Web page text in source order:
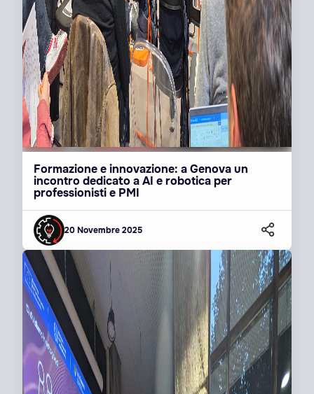
Formazione e innovazione: a Genova un
incontro dedicato a AI e robotica per
professionisti e PMI
20 Novembre 2025